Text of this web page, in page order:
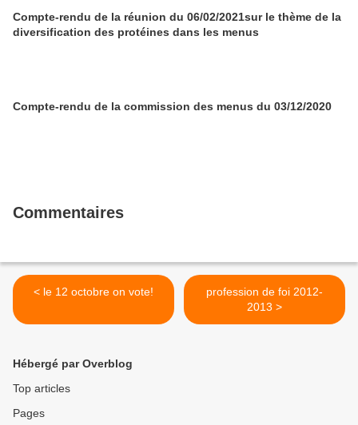
Compte-rendu de la réunion du 06/02/2021sur le thème de la
diversification des protéines dans les menus
Compte-rendu de la commission des menus du 03/12/2020
Commentaires
< le 12 octobre on vote!
profession de foi 2012-
2013 >
Hébergé par Overblog
Top articles
Pages